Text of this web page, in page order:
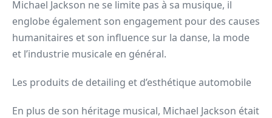
Michael Jackson ne se limite pas à sa musique, il
englobe également son engagement pour des causes
humanitaires et son influence sur la danse, la mode
et l’industrie musicale en général.
Les produits de detailing et d’esthétique automobile
En plus de son héritage musical, Michael Jackson était